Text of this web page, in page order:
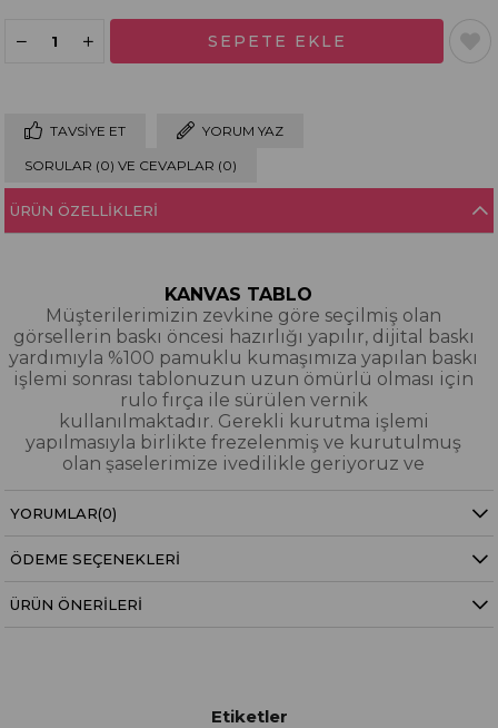
TAVSIYE ET YORUM YAZ
SORULAR (0) VE CEVAPLAR (0)
ÜRÜN ÖZELLIKLERI
KANVAS TABLO
Müşterilerimizin zevkine göre seçilmiş olan
görsellerin baskı öncesi hazırlığı yapılır, dijital baskı
yardımıyla %100 pamuklu kumaşımıza yapılan baskı
işlemi sonrası tablonuzun uzun ömürlü olması için
rulo fırça ile sürülen vernik
kullanılmaktadır. Gerekli kurutma işlemi
yapılmasıyla birlikte frezelenmiş ve kurutulmuş
olan şaselerimize ivedilikle geriyoruz ve
paketleyerek tarafınıza gönderiyoruz.
YAĞLI BOYA & SİM DOKULU TABLO
dijital baskı alınıp hazırlanarak üzerine spatula
eşliğinde boya dokunuşları / sim işlemeleri kısmi
YORUMLAR(0)
ÖDEME SEÇENEKLERI
ÜRÜN ÖNERILERI
Etiketler